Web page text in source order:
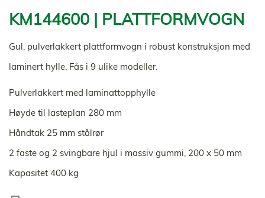
KM144600 | PLATTFORMVOGN
Gul, pulverlakkert plattformvogn i robust konstruksjon med
laminert hylle. Fås i 9 ulike modeller.
Pulverlakkert med laminattopphylle
Høyde til lasteplan 280 mm
Håndtak 25 mm stålrør
2 faste og 2 svingbare hjul i massiv gummi, 200 x 50 mm
Kapasitet 400 kg